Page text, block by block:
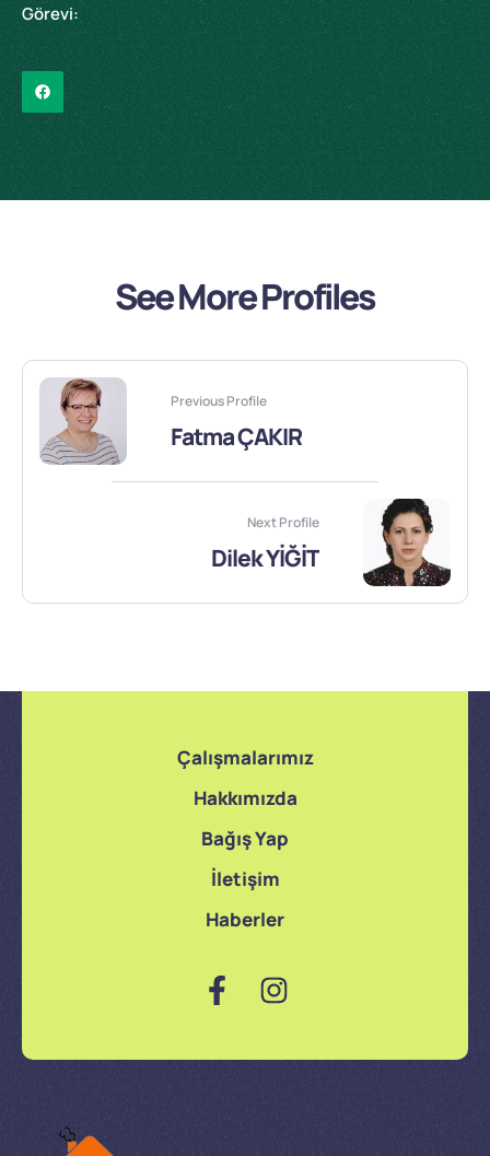
Görevi:
See More Profiles
Previous Profile
Fatma ÇAKIR
Next Profile
Dilek YİĞİT
Çalışmalarımız
Hakkımızda
Bağış Yap
İletişim
Haberler